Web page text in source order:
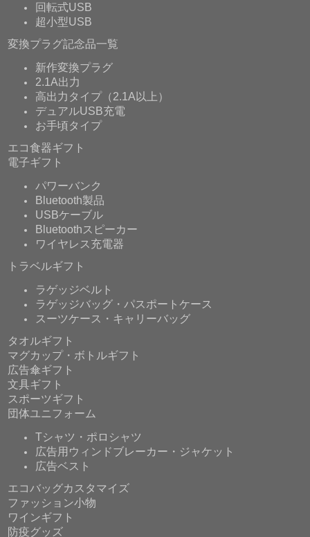
回転式USB
超小型USB
変換プラグ記念品一覧
新作変換プラグ
2.1A出力
高出力タイプ（2.1A以上）
デュアルUSB充電
お手頃タイプ
エコ食器ギフト
電子ギフト
パワーバンク
Bluetooth製品
USBケーブル
Bluetoothスピーカー
ワイヤレス充電器
トラベルギフト
ラゲッジベルト
ラゲッジバッグ・パスポートケース
スーツケース・キャリーバッグ
タオルギフト
マグカップ・ボトルギフト
広告傘ギフト
文具ギフト
スポーツギフト
団体ユニフォーム
Tシャツ・ポロシャツ
広告用ウィンドブレーカー・ジャケット
広告ベスト
エコバッグカスタマイズ
ファッション小物
ワインギフト
防疫グッズ